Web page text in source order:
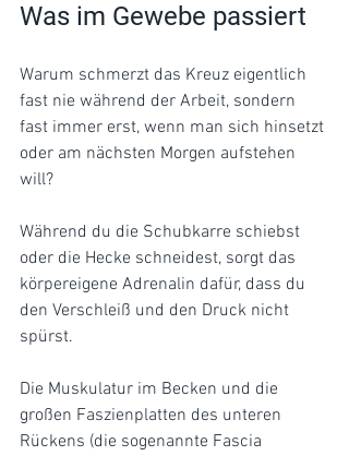
Was im Gewebe passiert
Warum schmerzt das Kreuz eigentlich
fast nie während der Arbeit, sondern
fast immer erst, wenn man sich hinsetzt
oder am nächsten Morgen aufstehen
will?
Während du die Schubkarre schiebst
oder die Hecke schneidest, sorgt das
körpereigene Adrenalin dafür, dass du
den Verschleiß und den Druck nicht
spürst.
Die Muskulatur im Becken und die
großen Faszienplatten des unteren
Rückens (die sogenannte Fascia